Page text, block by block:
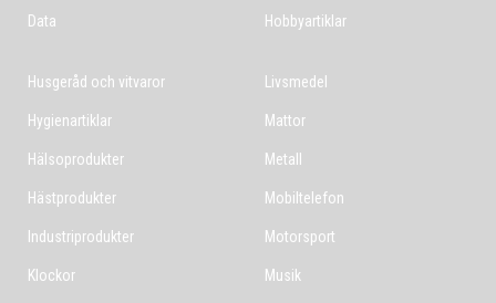
Data Hobbyartiklar
Husgeråd och vitvaror
Hygienartiklar
Hälsoprodukter
Hästprodukter
Industriprodukter
Klockor
Livsmedel
Mattor
Metall
Mobiltelefon
Motorsport
Musik